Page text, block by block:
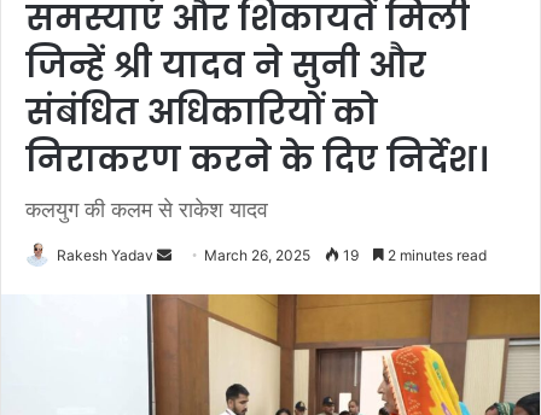
समस्याएं और शिकायतें मिली
जिन्हें श्री यादव ने सुनी और
संबंधित अधिकारियों को
निराकरण करने के दिए निर्देश।
कलयुग की कलम से राकेश यादव
Rakesh Yadav March 26, 2025 19 2 minutes read